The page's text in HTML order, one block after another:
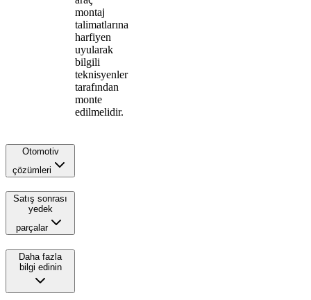
montaj
talimatlarına
harfiyen
uyularak
bilgili
teknisyenler
tarafından
monte
edilmelidir.
Otomotiv
çözümleri
Satış sonrası
yedek
parçalar
Daha fazla
bilgi edinin